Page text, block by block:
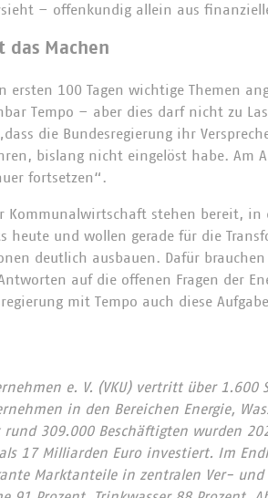
– offenkundig allein aus
das Machen
ersten 100 Tagen wichtige Themen
Tempo – aber dies darf nicht zu
die Bundesregierung ihr
bislang nicht eingelöst habe. Am
fortsetzen“.
Kommunalwirtschaft stehen bereit, in
heute und wollen gerade für die
deutlich ausbauen. Dafür brauchen
auf die offenen Fragen der
mit Tempo auch diese
e. V. (VKU) vertritt über 1.600
in den Bereichen Energie,
309.000 Beschäftigten wurden
17 Milliarden Euro investiert. Im
Marktanteile in zentralen Ver- und